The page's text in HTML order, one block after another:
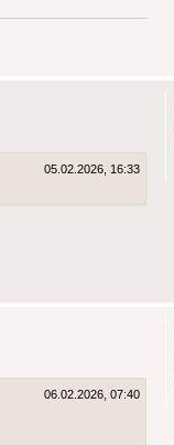
05.02.2026, 16:33
06.02.2026, 07:40